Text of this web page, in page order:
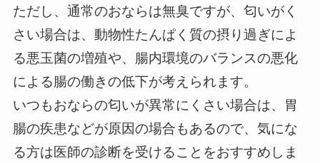
ただし、通常のおならは無臭ですが、匂いがく
さい場合は、動物性たんぱく質の摂り過ぎによ
る悪玉菌の増殖や、腸内環境のバランスの悪化
による腸の働きの低下が考えられます。
いつもおならの匂いが異常にくさい場合は、胃
腸の疾患などが原因の場合もあるので、気にな
る方は医師の診断を受けることをおすすめしま